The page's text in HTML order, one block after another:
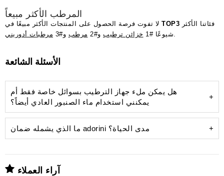
المرطب الأكثر مبيعاً
TOP3
شيوعًا #1
خزائن ترطيب و#2 مرطب و#3 مرطبات أدوريني
الأسئلة الشائعة
هل يمكن ملء جهاز الترطيب بسوائل خاصة فقط أم
يمكنني استخدام ماء الصنبور العادي أيضاً؟
ما الذي يشمله ضمان adorini مدى الحياة؟
آراء العملاء